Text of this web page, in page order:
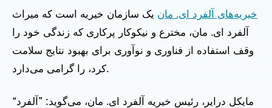
خیریه‌های آلفرد ای. مان یک سازمان خیریه است که میراث
آلفرد ای. مان، مخترع و نیکوکار پرکاری که زندگی خود را
وقف استفاده از فناوری و نوآوری برای بهبود نتایج سلامت
کرد، را گرامی می‌دارد.
“مایکل درایر، رئیس خیریه آلفرد ای. مان، می‌گوید: ”آلفرد